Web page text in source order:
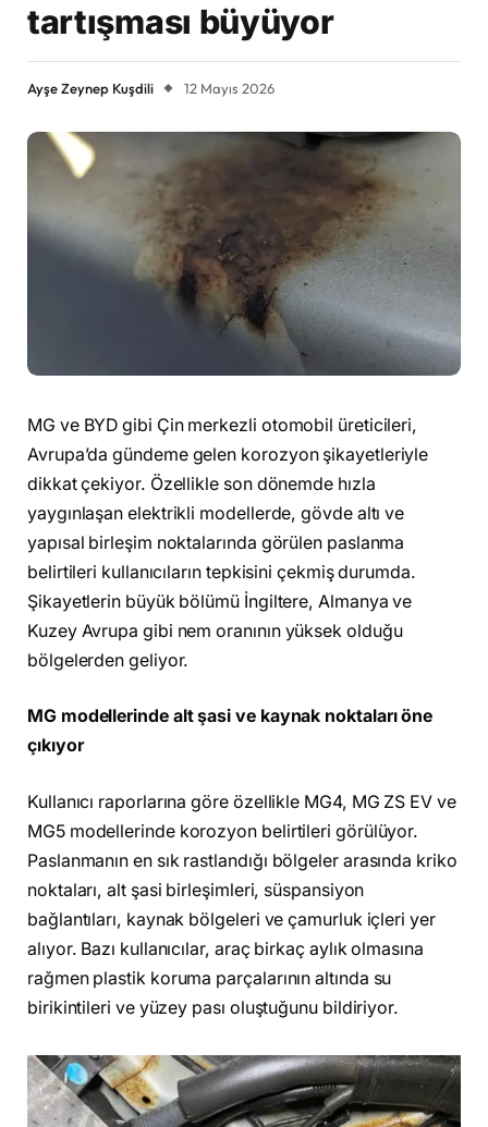
tartışması büyüyor
Ayşe Zeynep Kuşdili 12 Mayıs 2026
MG ve BYD gibi Çin merkezli otomobil üreticileri,
Avrupa’da gündeme gelen korozyon şikayetleriyle
dikkat çekiyor. Özellikle son dönemde hızla
yaygınlaşan elektrikli modellerde, gövde altı ve
yapısal birleşim noktalarında görülen paslanma
belirtileri kullanıcıların tepkisini çekmiş durumda.
Şikayetlerin büyük bölümü İngiltere, Almanya ve
Kuzey Avrupa gibi nem oranının yüksek olduğu
bölgelerden geliyor.
MG modellerinde alt şasi ve kaynak noktaları öne
çıkıyor
Kullanıcı raporlarına göre özellikle MG4, MG ZS EV ve
MG5 modellerinde korozyon belirtileri görülüyor.
Paslanmanın en sık rastlandığı bölgeler arasında kriko
noktaları, alt şasi birleşimleri, süspansiyon
bağlantıları, kaynak bölgeleri ve çamurluk içleri yer
alıyor. Bazı kullanıcılar, araç birkaç aylık olmasına
rağmen plastik koruma parçalarının altında su
birikintileri ve yüzey pası oluştuğunu bildiriyor.